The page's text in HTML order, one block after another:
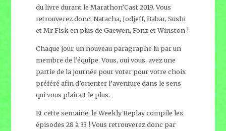
du livre durant le Marathon’Cast 2019. Vous
retrouverez donc, Natacha, Jodjeff, Babar, Sushi
et Mr Fisk en plus de Gaewen, Fonz et Winston !
Chaque jour, un nouveau paragraphe lu par un
membre de l’équipe. Vous, oui vous, avez une
partie de la journée pour voter pour votre choix
préféré afin d’orienter l’aventure dans le sens
qui vous plairait le plus.
Et cette semaine, le Weekly Replay compile les
épisodes 28 à 33 ! Vous retrouverez donc par